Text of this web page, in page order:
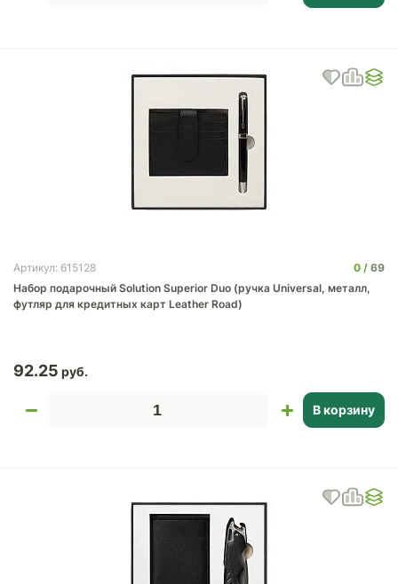
Артикул: 615128 0
69
Набор подарочный Solution Superior Duo (ручка Universal, металл,
футляр для кредитных карт Leather Road)
92.25
В корзину